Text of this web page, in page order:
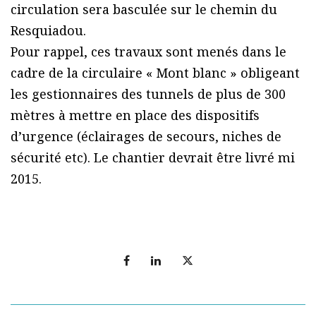
circulation sera basculée sur le chemin du
Resquiadou.
Pour rappel, ces travaux sont menés dans le
cadre de la circulaire « Mont blanc » obligeant
les gestionnaires des tunnels de plus de 300
mètres à mettre en place des dispositifs
d’urgence (éclairages de secours, niches de
sécurité etc). Le chantier devrait être livré mi
2015.